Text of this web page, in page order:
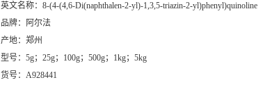
英文名称： 8-(4-(4,6-Di(naphthalen-2-yl)-1,3,5-triazin-2-yl)phenyl)quinoline
品牌：
阿尔法
产地： 郑州
型号： 5g；25g；100g；500g；1kg；5kg
货号： A928441